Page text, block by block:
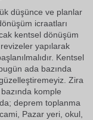
düşünce ve planlar
icraatları
kentsel dönüşüm
yapılarak
Kentsel
ada bazında
Zira
komple
deprem toplanma
Pazar yeri, okul,